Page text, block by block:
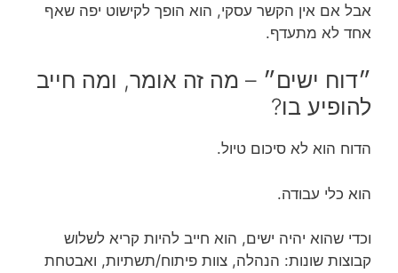
אבל אם אין הקשר עסקי, הוא הופך לקישוט יפה שאף
אחד לא מתעדף.
״דוח ישים״ – מה זה אומר, ומה חייב
להופיע בו?
הדוח הוא לא סיכום טיול.
הוא כלי עבודה.
וכדי שהוא יהיה ישים, הוא חייב להיות קריא לשלוש
קבוצות שונות: הנהלה, צוות פיתוח/תשתיות, ואבטחת